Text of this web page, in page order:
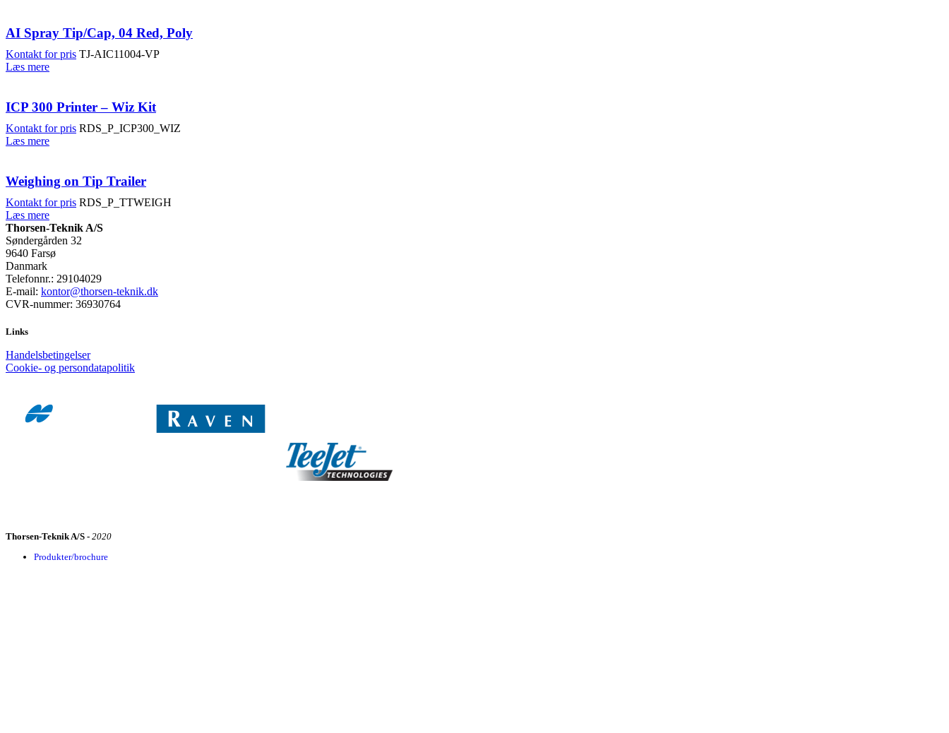
AI Spray Tip/Cap, 04 Red, Poly
Kontakt for pris TJ-AIC11004-VP
Læs mere
ICP 300 Printer – Wiz Kit
Kontakt for pris RDS_P_ICP300_WIZ
Læs mere
Weighing on Tip Trailer
Kontakt for pris RDS_P_TTWEIGH
Læs mere
Thorsen-Teknik A/S
Søndergården 32
9640 Farsø
Danmark
Telefonnr.: 29104029
E-mail: kontor@thorsen-teknik.dk
CVR-nummer: 36930764
Links
Handelsbetingelser
Cookie- og persondatapolitik
Thorsen-Teknik A/S - 2020
Produkter/brochure